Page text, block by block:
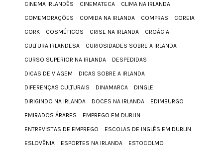
CINEMA IRLANDÊS
CINEMATECA
CLIMA NA IRLANDA
COMEMORAÇÕES
COMIDA NA IRLANDA COMPRAS
COREIA
CORK
COSMÉTICOS CRISE NA IRLANDA
CROÁCIA
CULTURA IRLANDESA
CURIOSIDADES SOBRE A IRLANDA
CURSO SUPERIOR NA IRLANDA
DESPEDIDAS
DICAS DE VIAGEM
DICAS SOBRE A IRLANDA
DIFERENÇAS CULTURAIS
DINAMARCA
DINGLE
DIRIGINDO NA IRLANDA
DOCES NA IRLANDA
EDIMBURGO
EMIRADOS ÁRABES
EMPREGO EM DUBLIN
ENTREVISTAS DE EMPREGO
ESCOLAS DE INGLÊS EM DUBLIN
ESLOVÊNIA
ESPORTES NA IRLANDA
ESTOCOLMO